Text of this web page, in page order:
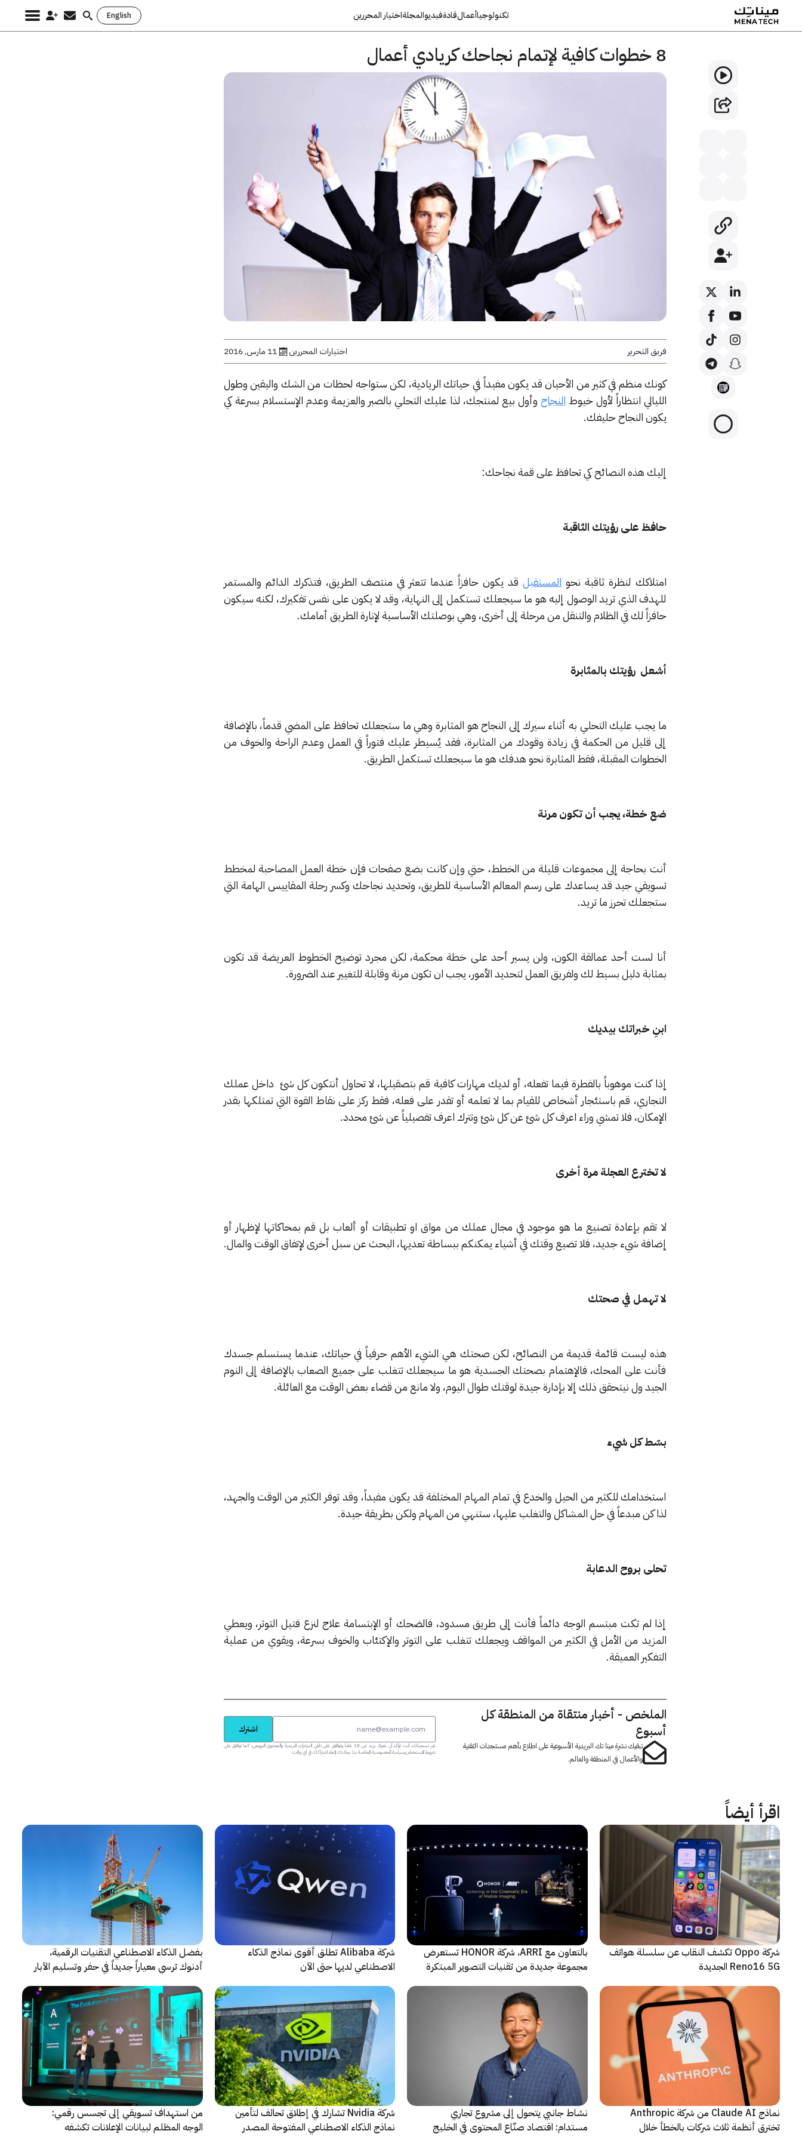
تكنولوجياأعمالقادةفيديوالمجلةاختيار المحررين English
Search
8 خطوات كافية لإتمام نجاحك كريادي أعمال
فريق التحرير اختيارات المحررين 11 مارس, 2016
كونك منظم في كثير من الأحيان قد يكون مفيداً في حياتك الريادية، لكن ستواجه لحظات من الشك واليقين وطول
الليالي انتظاراً لأول خيوط النجاح وأول بيع لمنتجك، لذا عليك التحلي بالصبر والعزيمة وعدم الإستسلام بسرعة كي
يكون النجاح حليفك.
إليك هذه النصائح كي تحافظ على قمة نجاحك:
حافظ على رؤيتك الثاقبة
امتلاكك لنظرة ثاقبة نحو المستقبلقد يكون حافزاً عندما تتعثر في منتصف الطريق، فتذكرك الدائم والمستمر
للهدف الذي تريد الوصول إليه هو ما سيجعلك تستكمل إلى النهاية، وقد لا يكون على نفس تفكيرك، لكنه سيكون
حافزاً لك في الظلام والتنقل من مرحلة إلى أخرى، وهي بوصلتك الأساسية لإنارة الطريق أمامك.
أشعل رؤيتك بالمثابرة
ما يجب عليك التحلي به أثناء سيرك إلى النجاح هو المثابرة وهي ما ستجعلك تحافظ على المضي قدماً، بالإضافة
إلى قليل من الحكمة في زيادة وقودك من المثابرة، فقد يُسيطر عليك فتوراً في العمل وعدم الراحة والخوف من
الخطوات المقبلة، فقط المثابرة نحو هدفك هو ما سيجعلك تستكمل الطريق.
ضع خطة، يجب أن تكون مرنة
أنت بحاجة إلى مجموعات قليلة من الخطط، حتي وإن كانت بضع صفحات فإن خطة العمل المصاحبة لمخطط
تسويقي جيد قد يساعدك على رسم المعالم الأساسية للطريق، وتحديد نجاحك وكسر رحلة المقاييس الهامة التي
ستجعلك تحرز ما تريد.
أنا لست أحد عمالقة الكون، ولن يسير أحد على خطة محكمة، لكن مجرد توضيح الخطوط العريضة قد تكون
بمثابة دليل بسيط لك ولفريق العمل لتحديد الأمور، يجب ان تكون مرنة وقابلة للتغيير عند الضرورة.
ابنِ خبراتك بيديك
إذا كنت موهوباً بالفطرة فيما تفعله، أو لديك مهارات كافية قم بتصقيلها، لا تحاول أنتكون كل شئ داخل عملك
التجاري، قم باستئجار أشخاص للقيام بما لا تعلمه أو تقدر على فعله، فقط ركز على نقاط القوة التي تمتلكها بقدر
الإمكان، فلا تمشي وراء اعرف كل شئ عن كل شئ وتترك اعرف تفصيلياً عن شئ محدد.
لا تخترع العجلة مرة أخرى
لا تقم بإعادة تصنيع ما هو موجود في مجال عملك من مواق او تطبيقات أو ألعاب بل قم بمحاكاتها لإظهار أو
إضافة شيء جديد، فلا تضيع وقتك في أشياء يمكنكم ببساطة تعديها، البحث عن سبل أخرى لإتفاق الوقت والمال.
لا تهمل في صحتك
هذه ليست قائمة قديمة من النصائح، لكن صحتك هي الشيء الأهم حرفياً في حياتك، عندما يستسلم جسدك
فأنت على المحك، فالإهتمام بصحتك الجسدية هو ما سيجعلك تتغلب على جميع الصعاب بالإضافة إلى النوم
الجيد ول نيتحقق ذلك إلا بإدارة جيدة لوقتك طوال اليوم، ولا مانع من قضاء بعض الوقت مع العائلة.
بسّط كل شيء
استخدامك للكثير من الحيل والخدع في تمام المهام المختلفة قد يكون مفيداً، وقد توفر الكثير من الوقت والجهد،
لذا كن مبدعاً في حل المشاكل والتغلب عليها، ستنهي من المهام ولكن بطريقة جيدة.
تحلى بروح الدعابة
إذا لم تكت مبتسم الوجه دائماً فأنت إلى طريق مسدود، فالضحك أو الإبتسامة علاج لنزع فتيل التوتر، ويعطي
المزيد من الأمل في الكثير من المواقف ويجعلك تتغلب على التوتر والإكتئاب والخوف بسرعة، ويقوي من عملية
التفكير العميقة.
الملخص - أخبار منتقاة من المنطقة كل
أسبوع
تبقيك نشرة مينا تك البريدية الأسبوعية على اطلاع بأهم مستجدات التقنية
والأعمال في المنطقة والعالم.
اشترك
عبر تسجيلك، أنت تؤكد أن عمرك يزيد عن 18 عاماً وتوافق على تلقي النشرات البريدية والمحتوى الترويجي، كما توافق على
شروط الاستخدام وسياسة الخصوصية الخاصة بنا. يمكنك إلغاء اشتراكك في أي وقت.
اقرأ أيضاً
شركة Oppo تكشف النقاب عن سلسلة هواتف
Reno16 5G الجديدة
بالتعاون مع ARRI، شركة HONOR تستعرض
مجموعة جديدة من تقنيات التصوير المبتكرة
شركة Alibaba تطلق أقوى نماذج الذكاء
الاصطناعي لديها حتى الآن
بفضل الذكاء الاصطناعي التقنيات الرقمية،
أدنوك ترسي معياراً جديداً في حفر وتسليم الآبار
نماذج Claude AI من شركة Anthropic
تخترق أنظمة ثلاث شركات بالخطأ خلال
نشاط جانبي يتحول إلى مشروع تجاري
مستدام: اقتصاد صنّاع المحتوى في الخليج
شركة Nvidia تشارك في إطلاق تحالف لتأمين
نماذج الذكاء الاصطناعي المفتوحة المصدر
من استهداف تسويقي إلى تجسس رقمي:
الوجه المظلم لبيانات الإعلانات تكشفه